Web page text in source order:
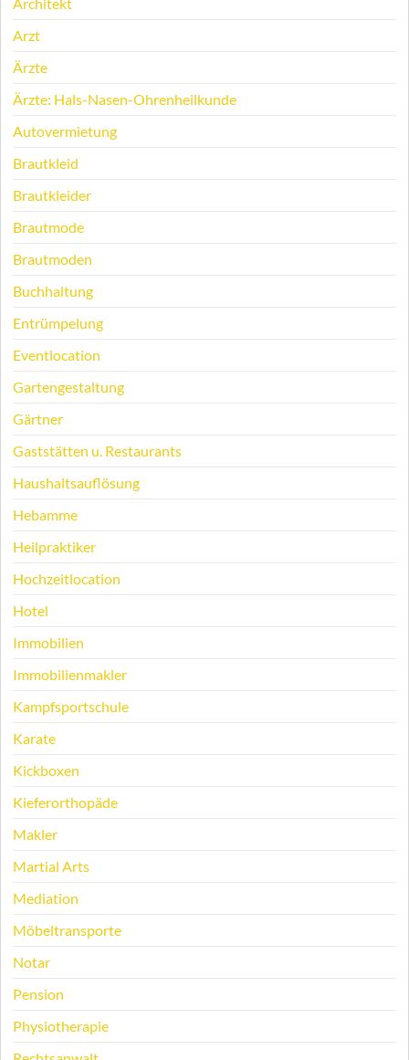
Architekt
Arzt
Ärzte
Ärzte: Hals-Nasen-Ohrenheilkunde
Autovermietung
Brautkleid
Brautkleider
Brautmode
Brautmoden
Buchhaltung
Entrümpelung
Eventlocation
Gartengestaltung
Gärtner
Gaststätten u. Restaurants
Haushaltsauflösung
Hebamme
Heilpraktiker
Hochzeitlocation
Hotel
Immobilien
Immobilienmakler
Kampfsportschule
Karate
Kickboxen
Kieferorthopäde
Makler
Martial Arts
Mediation
Möbeltransporte
Notar
Pension
Physiotherapie